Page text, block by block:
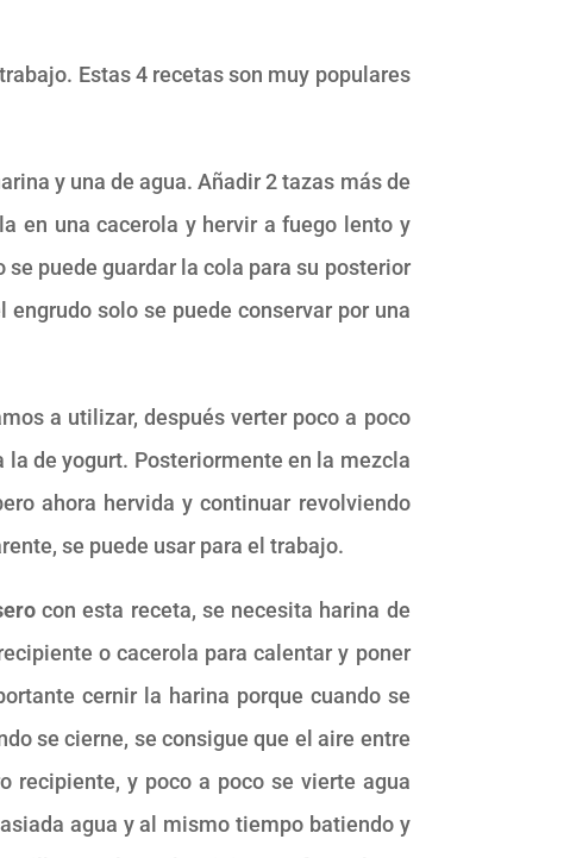
Estas 4 recetas son muy populares
y una de agua. Añadir 2 tazas más de
en una cacerola y hervir a fuego lento y
puede guardar la cola para su posterior
solo se puede conservar por una
a utilizar, después verter poco a poco
de yogurt. Posteriormente en la mezcla
ahora hervida y continuar revolviendo
se puede usar para el trabajo.
con esta receta, se necesita harina de
o cacerola para calentar y poner
cernir la harina porque cuando se
se cierne, se consigue que el aire entre
recipiente, y poco a poco se vierte agua
agua y al mismo tiempo batiendo y